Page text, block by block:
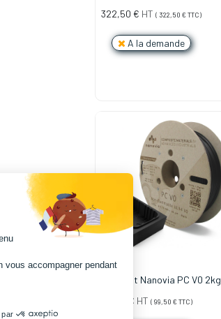
322,50 € HT ( 322,50 € TTC)
A la demande
Filament Nanovia PC V0 2kg
€ HT ( 99,50 € TTC)
vous accompagner pendant
par